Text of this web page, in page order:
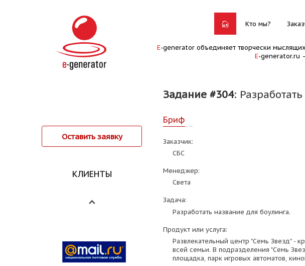
Кто мы?
E-generator объединяет творчески
E-generator.ru
Задание #304:
Оставить заявку
КЛИЕНТЫ
Бриф
Заказчик:
СБС
Менеджер:
Света
Задача:
Разработать название для боулинга.
Продукт или услуга:
Развлекательный центр "Семь Звезд" -
всей семьи. В подразделения "Семь
площадка, парк игровых автоматов,